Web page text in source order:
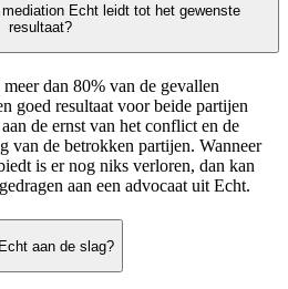
Echt leidt tot het gewenste
resultaat?
dan 80% van de gevallen
goed resultaat voor beide partijen
de ernst van het conflict en de
van de betrokken partijen. Wanneer
is er nog niks verloren, dan kan
aan een advocaat uit Echt.
aan de slag?